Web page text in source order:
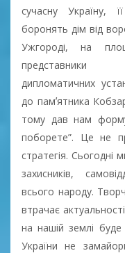
сучасну Україну,
боронять дім від
Ужгороді, на
представники
дипломатичних
до памʼятника
тому дав нам
поборете”. Це не
стратегія. Сьогодні
захисників,
всього народу.
втрачає
на нашій землі
України не